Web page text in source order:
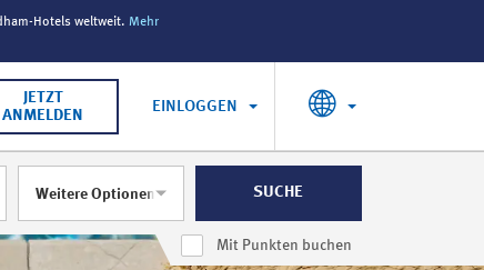
Hotels weltweit.Mehr
JETZT
ANMELDEN
EINLOGGEN
Weitere Optionen SUCHE
Mit Punkten buchen